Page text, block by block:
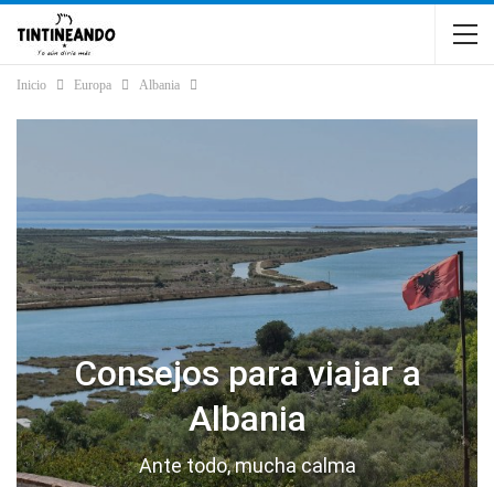
Inicio Europa Albania
Consejos para viajar a
Albania
Ante todo, mucha calma